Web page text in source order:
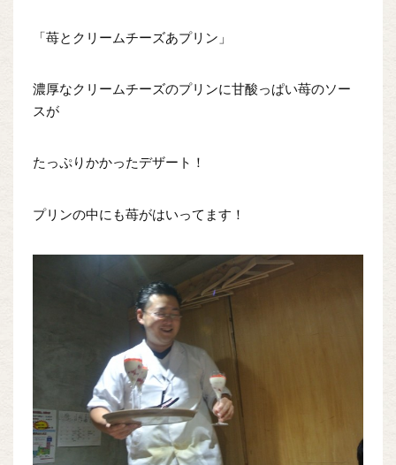
「苺とクリームチーズあプリン」
濃厚なクリームチーズのプリンに甘酸っぱい苺のソー
スが
たっぷりかかったデザート！
プリンの中にも苺がはいってます！